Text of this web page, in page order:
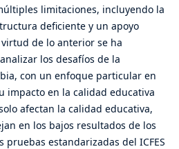
limitaciones, incluyendo la
deficiente y un apoyo
de lo anterior se ha
los desafíos de la
con un enfoque particular en
impacto en la calidad educativa
afectan la calidad educativa,
en los bajos resultados de los
estandarizadas del ICFES